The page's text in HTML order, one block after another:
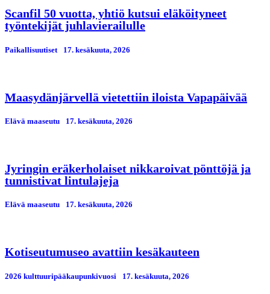
Scanfil 50 vuotta, yhtiö kutsui eläköityneet
työntekijät juhlavierailulle
Paikallisuutiset 17. kesäkuuta, 2026
Maasydänjärvellä vietettiin iloista Vapapäivää
Elävä maaseutu 17. kesäkuuta, 2026
Jyringin eräkerholaiset nikkaroivat pönttöjä ja
tunnistivat lintulajeja
Elävä maaseutu 17. kesäkuuta, 2026
Kotiseutumuseo avattiin kesäkauteen
2026 kulttuuripääkaupunkivuosi 17. kesäkuuta, 2026